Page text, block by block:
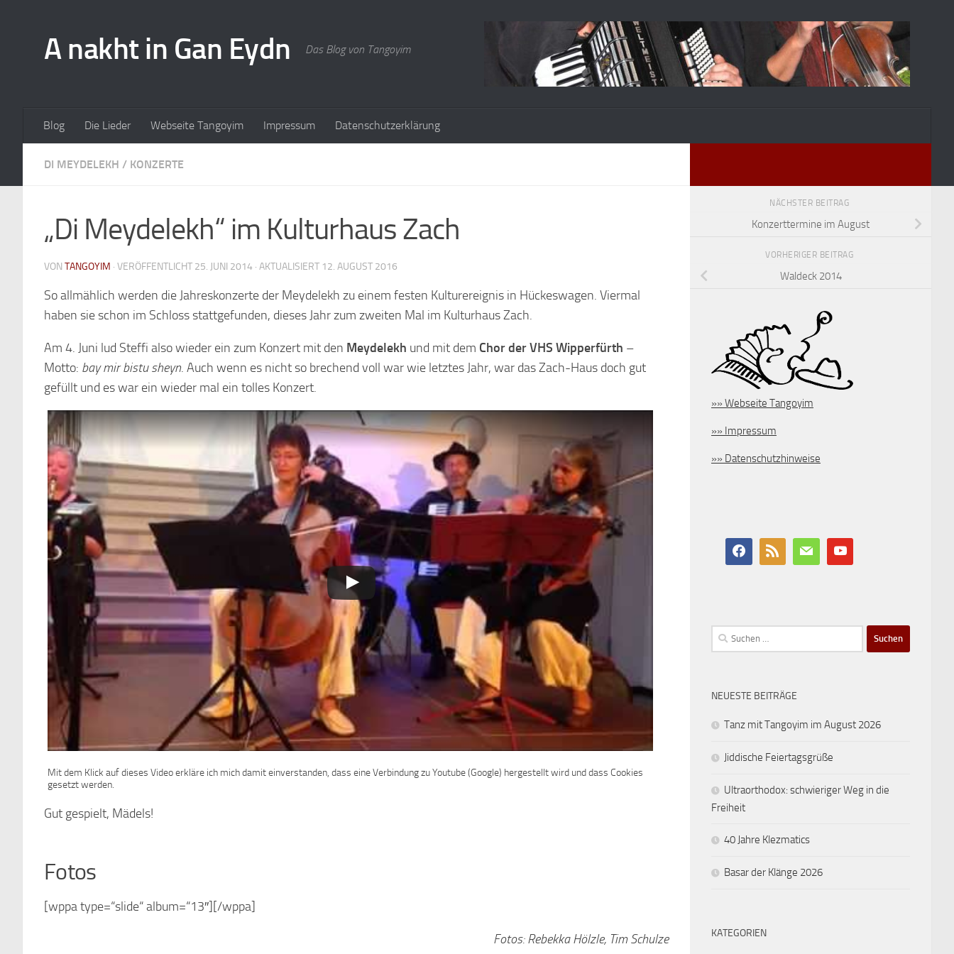
A nakht in Gan Eydn Das Blog von Tangoyim
Blog Die Lieder Webseite Tangoyim Impressum Datenschutzerklärung
DI MEYDELEKH / KONZERTE
„Di Meydelekh“ im Kulturhaus Zach
VON TANGOYIM · VERÖFFENTLICHT 25. JUNI 2014 · AKTUALISIERT 12. AUGUST 2016
So allmählich werden die Jahreskonzerte der Meydelekh zu einem festen Kulturereignis in Hückeswagen. Viermal
haben sie schon im Schloss stattgefunden, dieses Jahr zum zweiten Mal im Kulturhaus Zach.
Am 4. Juni lud Steffi also wieder ein zum Konzert mit den Meydelekh und mit dem Chor der VHS Wipperfürth –
Motto: bay mir bistu sheyn. Auch wenn es nicht so brechend voll war wie letztes Jahr, war das Zach-Haus doch gut
gefüllt und es war ein wieder mal ein tolles Konzert.
Mit dem Klick auf dieses Video erkläre ich mich damit einverstanden, dass eine Verbindung zu Youtube (Google) hergestellt wird und dass Cookies
gesetzt werden.
Gut gespielt, Mädels!
Fotos
[wppa type=“slide“ album=“13″][/wppa]
Fotos: Rebekka Hölzle, Tim Schulze
NÄCHSTER BEITRAG
Konzerttermine im August
VORHERIGER BEITRAG
Waldeck 2014
»» Webseite Tangoyim
»» Impressum
»» Datenschutzhinweise
Suchen
nach:
NEUESTE BEITRÄGE
Tanz mit Tangoyim im August 2026
Jiddische Feiertagsgrüße
Ultraorthodox: schwieriger Weg in die
Freiheit
40 Jahre Klezmatics
Basar der Klänge 2026
KATEGORIEN